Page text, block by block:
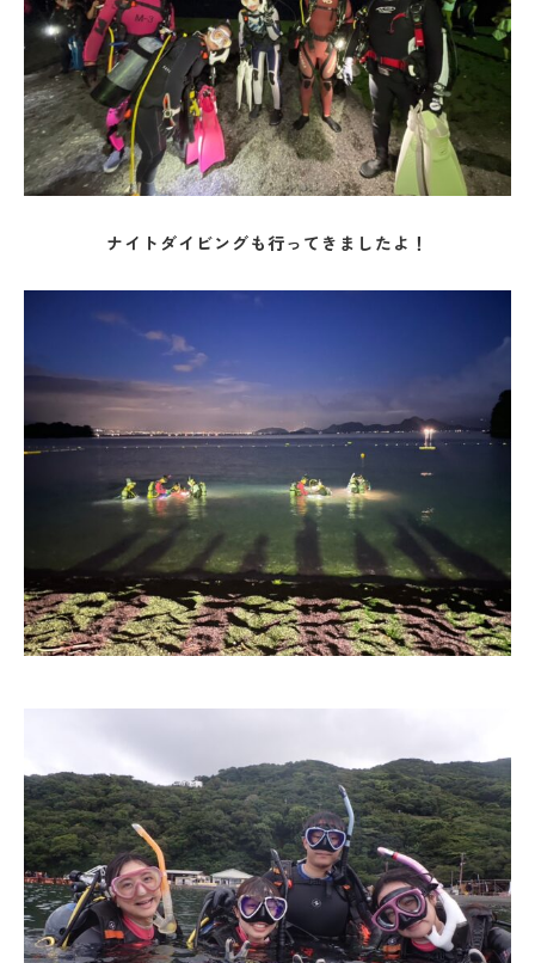
ナイトダイビングも行ってきましたよ！